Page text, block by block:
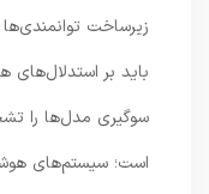
زیرساخت توانمندی‌ها
باید بر استدلال‌های هوش
سوگیری مدل‌ها را تشخیص
است؛ سیستم‌های هوشمند